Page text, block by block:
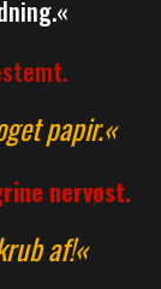
papir.«
nervøst.
af!«